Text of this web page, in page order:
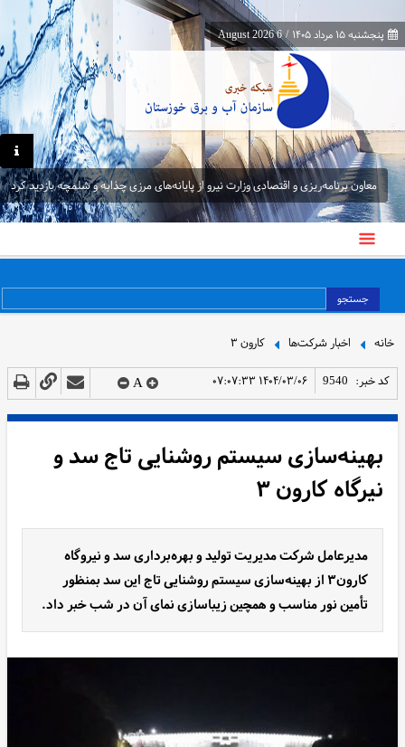
پنجشنبه ۱۵ مرداد ۱۴۰۵ /
6 August 2026
معاون برنامه‌ریزی و اقتصادی وزارت نیرو از پایانه‌های مرزی چذابه و شلمچه بازدید کرد
جستجو
خانه اخبار شرکت‌ها کارون ۳
کد خبر: 9540 ۱۴۰۴/۰۳/۰۶ ۰۷:۰۷:۳۳ A
بهینه‌سازی سیستم روشنایی تاج سد و
نیرگاه کارون ۳
مدیرعامل شرکت مدیریت تولید و بهره‌برداری سد و نیروگاه
کارون۳ از بهینه‌سازی سیستم روشنایی تاج این سد بمنظور
تأمین نور مناسب و همچین زیباسازی نمای آن در شب خبر داد.